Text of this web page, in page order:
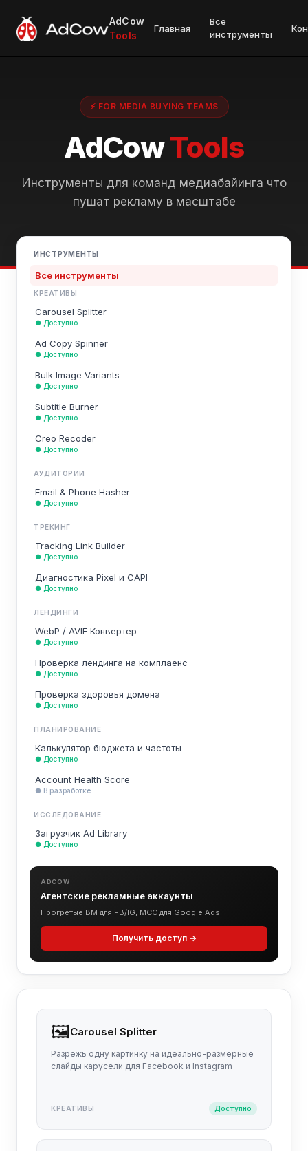
AdCow
Tools
Главная
Все
инструменты
⚡ FOR MEDIA BUYING TEAMS
AdCowTools
Инструменты для команд медиабайинга что
пушат рекламу в масштабе
ИНСТРУМЕНТЫ
Все инструменты
КРЕАТИВЫ
Carousel Splitter
● Доступно
Ad Copy Spinner
● Доступно
Bulk Image Variants
● Доступно
Subtitle Burner
● Доступно
Creo Recoder
● Доступно
АУДИТОРИИ
Email & Phone Hasher
● Доступно
ТРЕКИНГ
Tracking Link Builder
● Доступно
Диагностика Pixel и CAPI
● Доступно
ЛЕНДИНГИ
WebP / AVIF Конвертер
● Доступно
Проверка лендинга на комплаенс
● Доступно
Проверка здоровья домена
● Доступно
ПЛАНИРОВАНИЕ
Калькулятор бюджета и частоты
● Доступно
Account Health Score
● В разработке
ИССЛЕДОВАНИЕ
Загрузчик Ad Library
● Доступно
ADCOW
Агентские рекламные аккаунты
Прогретые BM для FB/IG, MCC для Google Ads.
Получить доступ →
🖼️Carousel Splitter
Разрежь одну картинку на идеально-размерные
слайды карусели для Facebook и Instagram
КРЕАТИВЫ Доступно